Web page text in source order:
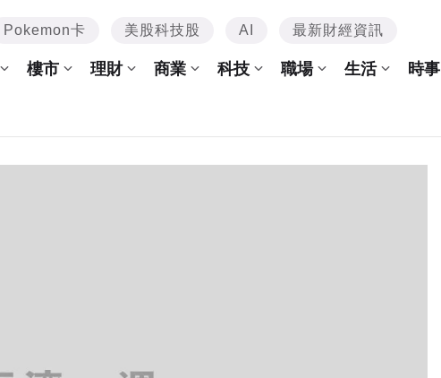
Pokemon卡 美股科技股 AI 最新財經資訊
樓市 理財 商業 科技 職場 生活 時事